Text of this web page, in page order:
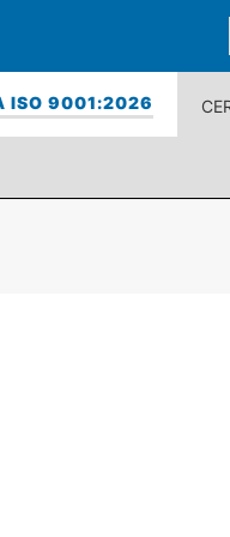
ISO 9001:2026